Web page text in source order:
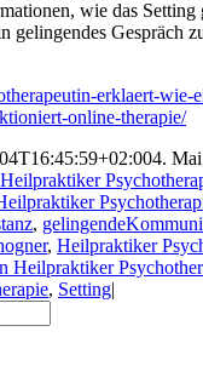
wie das Setting
gelingendes Gespräch
erklaert-wie-
online-therapie/
4. Mai
,
, Heilpraktiker
Heilpraktiker
, Setting|